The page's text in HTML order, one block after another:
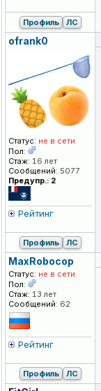
Профиль ЛС
ofrank0
Статус: не в сети
Пол:
Стаж: 16 лет
Сообщений: 5077
Предупр.: 2
Рейтинг
Профиль ЛС
MaxRobocop
Статус: не в сети
Пол:
Стаж: 13 лет
Сообщений: 62
Рейтинг
Профиль ЛС